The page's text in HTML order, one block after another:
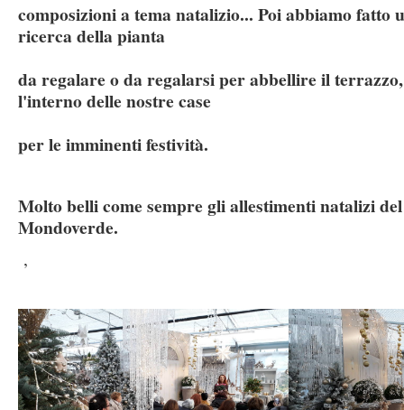
composizioni a tema natalizio... Poi abbiamo fatto
ricerca della pianta
da regalare o da regalarsi per abbellire il
l'interno delle nostre case
per le imminenti festività.
Molto belli come sempre gli allestimenti natalizi
Mondoverde.
,